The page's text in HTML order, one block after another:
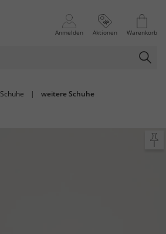
Anmelden Aktionen Warenkorb
Schuhe | weitere Schuhe